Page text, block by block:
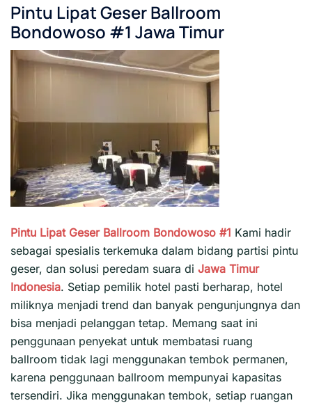
Pintu Lipat Geser Ballroom
Bondowoso #1 Jawa Timur
Pintu Lipat Geser Ballroom Bondowoso #1 Kami hadir
sebagai spesialis terkemuka dalam bidang partisi pintu
geser, dan solusi peredam suara di Jawa Timur
Indonesia. Setiap pemilik hotel pasti berharap, hotel
miliknya menjadi trend dan banyak pengunjungnya dan
bisa menjadi pelanggan tetap. Memang saat ini
penggunaan penyekat untuk membatasi ruang
ballroom tidak lagi menggunakan tembok permanen,
karena penggunaan ballroom mempunyai kapasitas
tersendiri. Jika menggunakan tembok, setiap ruangan